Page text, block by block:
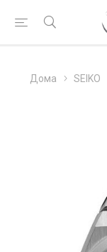
Дома SEIKO